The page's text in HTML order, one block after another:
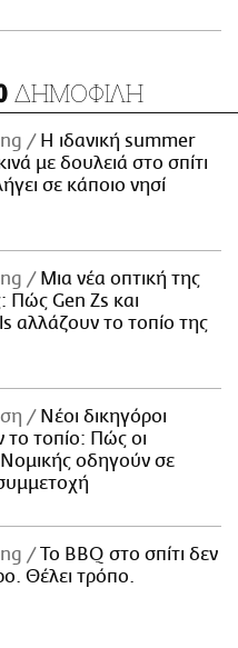
ΔΗΜΟΦΙΛΗ
Η ιδανική summer
με δουλειά στο σπίτι
σε κάποιο νησί
Μια νέα οπτική της
Πώς Gen Zs και
αλλάζουν το τοπίο της
Νέοι δικηγόροι
το τοπίο: Πώς οι
οδηγούν σε
Το BBQ στο σπίτι δεν
Θέλει τρόπο.